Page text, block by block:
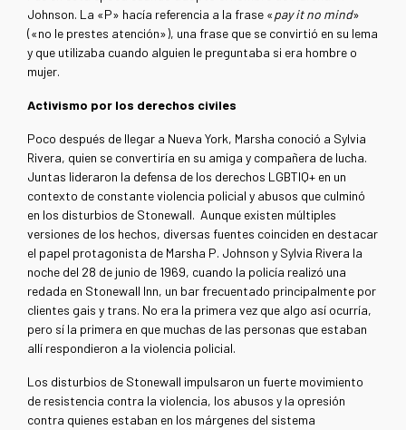
Johnson. La «P» hacía referencia a la frase «pay it no mind»
(«no le prestes atención»), una frase que se convirtió en su lema
y que utilizaba cuando alguien le preguntaba si era hombre o
mujer.
Activismo por los derechos civiles
Poco después de llegar a Nueva York, Marsha conoció a Sylvia
Rivera, quien se convertiría en su amiga y compañera de lucha.
Juntas lideraron la defensa de los derechos LGBTIQ+ en un
contexto de constante violencia policial y abusos que culminó
en los disturbios de Stonewall. Aunque existen múltiples
versiones de los hechos, diversas fuentes coinciden en destacar
el papel protagonista de Marsha P. Johnson y Sylvia Rivera la
noche del 28 de junio de 1969, cuando la policía realizó una
redada en Stonewall Inn, un bar frecuentado principalmente por
clientes gais y trans. No era la primera vez que algo así ocurría,
pero sí la primera en que muchas de las personas que estaban
allí respondieron a la violencia policial.
Los disturbios de Stonewall impulsaron un fuerte movimiento
de resistencia contra la violencia, los abusos y la opresión
contra quienes estaban en los márgenes del sistema